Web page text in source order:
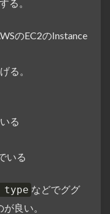
る。
のEC2のInstance
る。
る
いる
type などでググ
良い。